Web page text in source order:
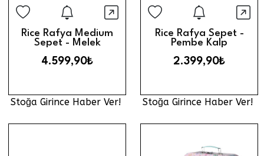
Stoğa Girince Haber Ver
Hızlı Görünüm
Rice Rafya Medium
Sepet - Melek
4.599,90₺
Stoğa Girince Haber Ver!
Stoğa
Rice Rafya Sepet -
Pembe Kalp
2.399,90₺
Stoğa Girince Haber Ver!